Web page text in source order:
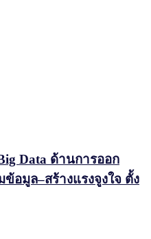
Data ด้านการออก
อมูล–สร้างแรงจูงใจ ตั้ง